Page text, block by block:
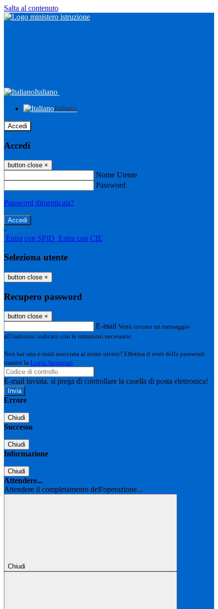
Salta al contenuto
Italiano
Italiano
Accedi
Accedi
button close ×
Nome Utente
Password
Password dimenticata?
-
Entra con SPID Entra con CIE
Seleziona utente
button close ×
Recupero password
button close ×
E-mail Verrà inviato un messaggio
all'indirizzo indicato con le istruzioni necessarie.
Non hai una e-mail associata al nome utente? Effettua il reset della password
tramite la Login Spaggiari
E-mail inviata, si prega di controllare la casella di posta elettronica!
Errore
Chiudi
Successo
Chiudi
Informazione
Chiudi
Attendere...
Attendere il completamento dell'operazione...
Chiudi